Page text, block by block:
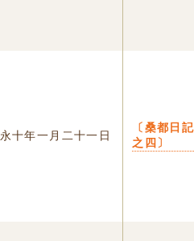
十年一月二十一日
〔桑都日
之四〕